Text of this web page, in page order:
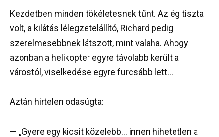
Kezdetben minden tökéletesnek tűnt. Az ég tiszta
volt, a kilátás lélegzetelállító, Richard pedig
szerelmesebbnek látszott, mint valaha. Ahogy
azonban a helikopter egyre távolabb került a
várostól, viselkedése egyre furcsább lett…
Aztán hirtelen odasúgta:
— „Gyere egy kicsit közelebb… innen hihetetlen a